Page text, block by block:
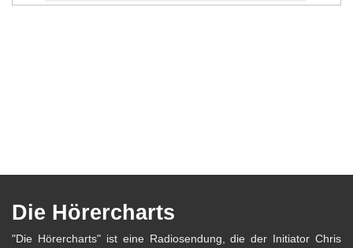
Die Hörercharts
"Die Hörercharts" ist eine Radiosendung, die der Initiator Chris